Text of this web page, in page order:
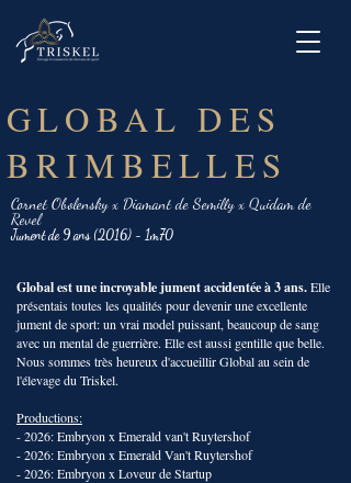
GLOBAL DES
BRIMBELLES
Cornet Obolensky x Diamant de Semilly x Quidam de
Revel
Jumentde 9 ans (2016) - 1m70
Global est une incroyable jument accidentée à 3 ans.Elle
présentais toutes les qualités pour devenir une excellente
jument de sport: un vrai model puissant, beaucoup de sang
avec un mental de guerrière. Elle est aussi gentille que belle.
Nous sommes très heureux d'accueillir Global au sein de
l'élevage du Triskel.
Productions:
- 2026: Embryon x Emerald van't Ruytershof
- 2026: Embryon x Emerald Van't Ruytershof
- 2026: Embryon x Loveur de Startup